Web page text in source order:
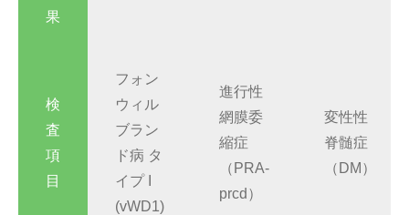
果
検
査
項
目
フォン
ウィル
ブラン
ド病 タ
イプ I
(vWD1)
進行性
網膜委
縮症
（PRA-
prcd）
変性性
脊髄症
（DM）